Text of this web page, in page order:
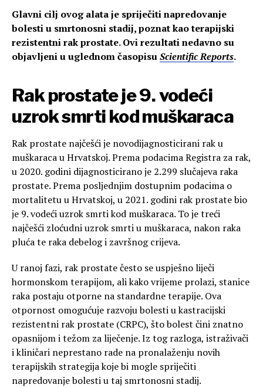
Glavni cilj ovog alata je spriječiti napredovanje
bolesti u smrtonosni stadij, poznat kao terapijski
rezistentni rak prostate. Ovi rezultati nedavno su
objavljeni u uglednom časopisuScientific Reports.
Rak prostate je 9. vodeći
uzrok smrti kod muškaraca
Rak prostate najčešći je novodijagnosticirani rak u
muškaraca u Hrvatskoj. Prema podacima Registra za rak,
u 2020. godini dijagnosticirano je 2.299 slučajeva raka
prostate. Prema posljednjim dostupnim podacima o
mortalitetu u Hrvatskoj, u 2021. godini rak prostate bio
je 9. vodeći uzrok smrti kod muškaraca. To je treći
najčešći zloćudni uzrok smrti u muškaraca, nakon raka
pluća te raka debelog i završnog crijeva.
U ranoj fazi, rak prostate često se uspješno liječi
hormonskom terapijom, ali kako vrijeme prolazi, stanice
raka postaju otporne na standardne terapije. Ova
otpornost omogućuje razvoju bolesti u kastracijski
rezistentni rak prostate (CRPC), što bolest čini znatno
opasnijom i težom za liječenje. Iz tog razloga, istraživači
i kliničari neprestano rade na pronalaženju novih
terapijskih strategija koje bi mogle spriječiti
napredovanje bolesti u taj smrtonosni stadij.